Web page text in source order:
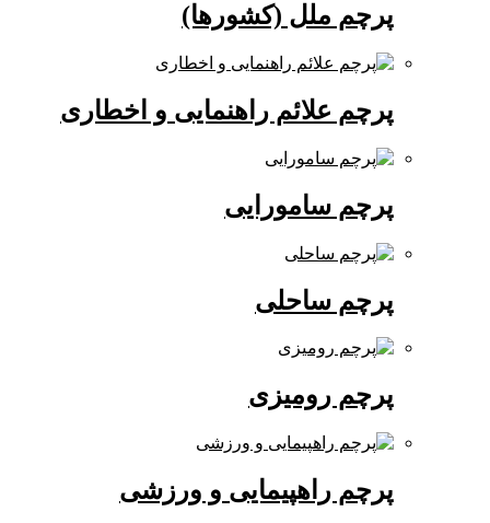
پرچم ملل (کشورها)
پرچم علائم راهنمایی و اخطاری
پرچم سامورایی
پرچم ساحلی
پرچم رومیزی
پرچم راهپیمایی و ورزشی